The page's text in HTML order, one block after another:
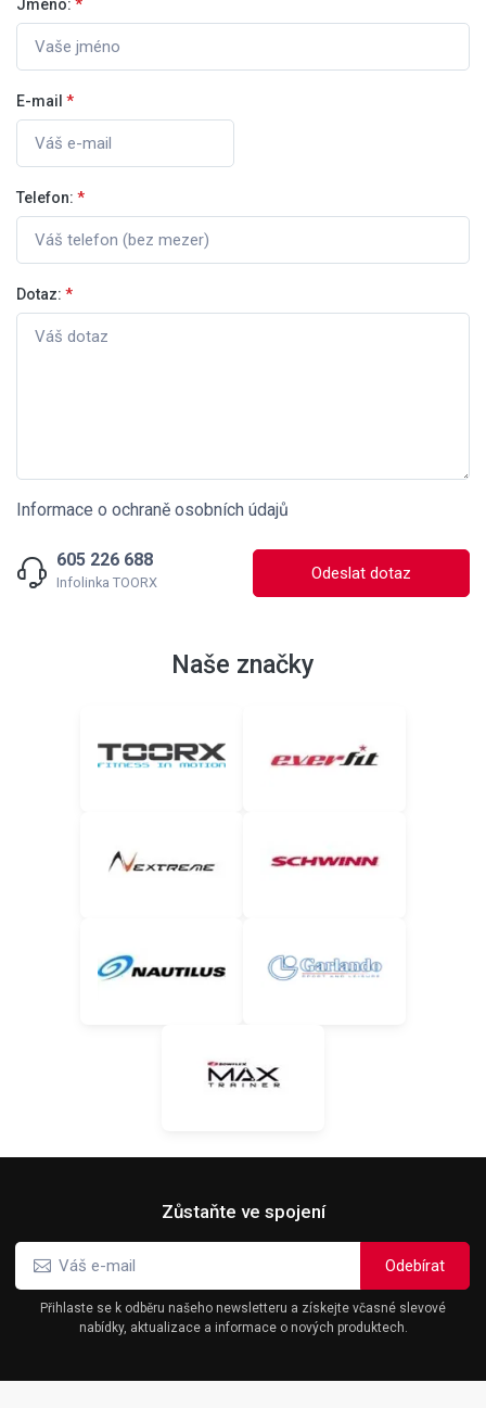
Jméno: *
E-mail *
Telefon: *
Dotaz: *
Informace o ochraně osobních údajů
605 226 688
Infolinka TOORX Odeslat dotaz
Naše značky
Zůstaňte ve spojení
Přihlaste se k odběru našeho newsletteru a získejte včasné slevové
nabídky, aktualizace a informace o nových produktech.